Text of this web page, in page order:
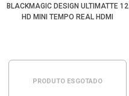
BLACKMAGIC DESIGN ULTIMATTE 12
HD MINI TEMPO REAL HDMI
PRODUTO ESGOTADO